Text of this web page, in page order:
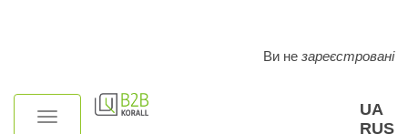
navigation
Toggle
UA
RUS
Ви не зареєстровані